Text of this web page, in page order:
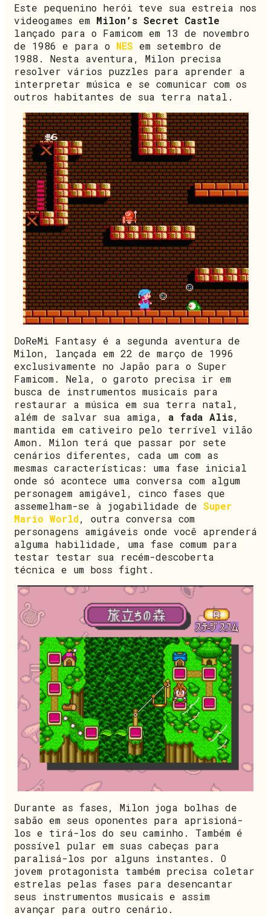
Este pequenino herói teve sua estreia nos
videogames em Milon’s Secret Castle
lançado para o Famicom em 13 de novembro
de 1986 e para o NES em setembro de
1988. Nesta aventura, Milon precisa
resolver vários puzzles para aprender a
interpretar música e se comunicar com os
outros habitantes de sua terra natal.
DoReMi Fantasy é a segunda aventura de
Milon, lançada em 22 de março de 1996
exclusivamente no Japão para o Super
Famicom. Nela, o garoto precisa ir em
busca de instrumentos musicais para
restaurar a música em sua terra natal,
além de salvar sua amiga, a fada Alis,
mantida em cativeiro pelo terrível vilão
Amon. Milon terá que passar por sete
cenários diferentes, cada um com as
mesmas características: uma fase inicial
onde só acontece uma conversa com algum
personagem amigável, cinco fases que
assemelham-se à jogabilidade de Super
Mario World, outra conversa com
personagens amigáveis onde você aprenderá
alguma habilidade, uma fase comum para
testar testar sua recém-descoberta
técnica e um boss fight.
Durante as fases, Milon joga bolhas de
sabão em seus oponentes para aprisioná-
los e tirá-los do seu caminho. Também é
possível pular em suas cabeças para
paralisá-los por alguns instantes. O
jovem protagonista também precisa coletar
estrelas pelas fases para desencantar
seus instrumentos musicais e assim
avançar para outro cenário.